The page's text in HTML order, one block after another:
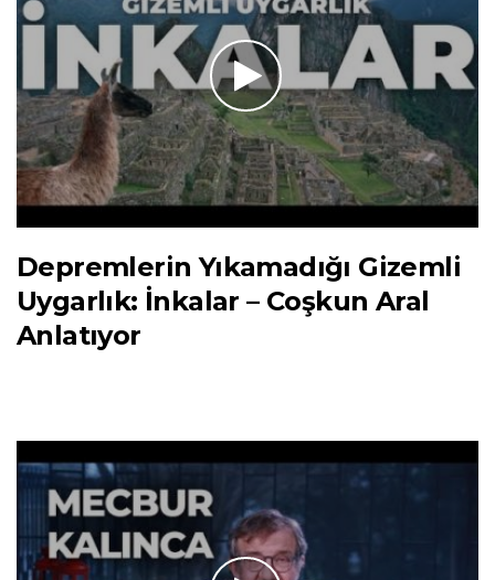
Depremlerin Yıkamadığı Gizemli
Uygarlık: İnkalar – Coşkun Aral
Anlatıyor